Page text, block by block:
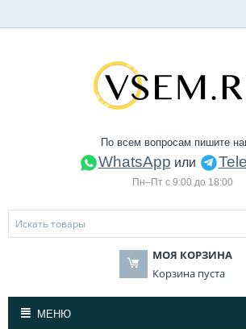
По всем вопросам пишите
WhatsApp или
Пн–Пт с 9:00 до 18:00
МОЯ КОРЗИНА
Корзина пуста
МЕНЮ